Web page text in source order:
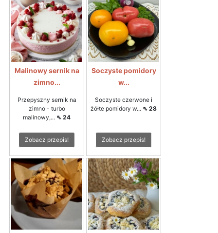
Malinowy sernik na
zimno...
Przepyszny sernik na
zimno - turbo
malinowy,... ⇖ 24
Zobacz przepis!
Soczyste pomidory
w...
Soczyste czerwone i
żółte pomidory w... ⇖ 28
Zobacz przepis!